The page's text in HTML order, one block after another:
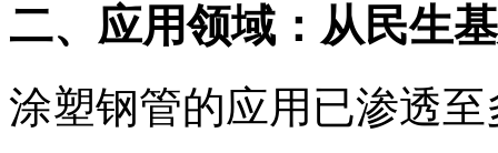
二、应用领域：从民生
涂塑钢管的应用已渗透